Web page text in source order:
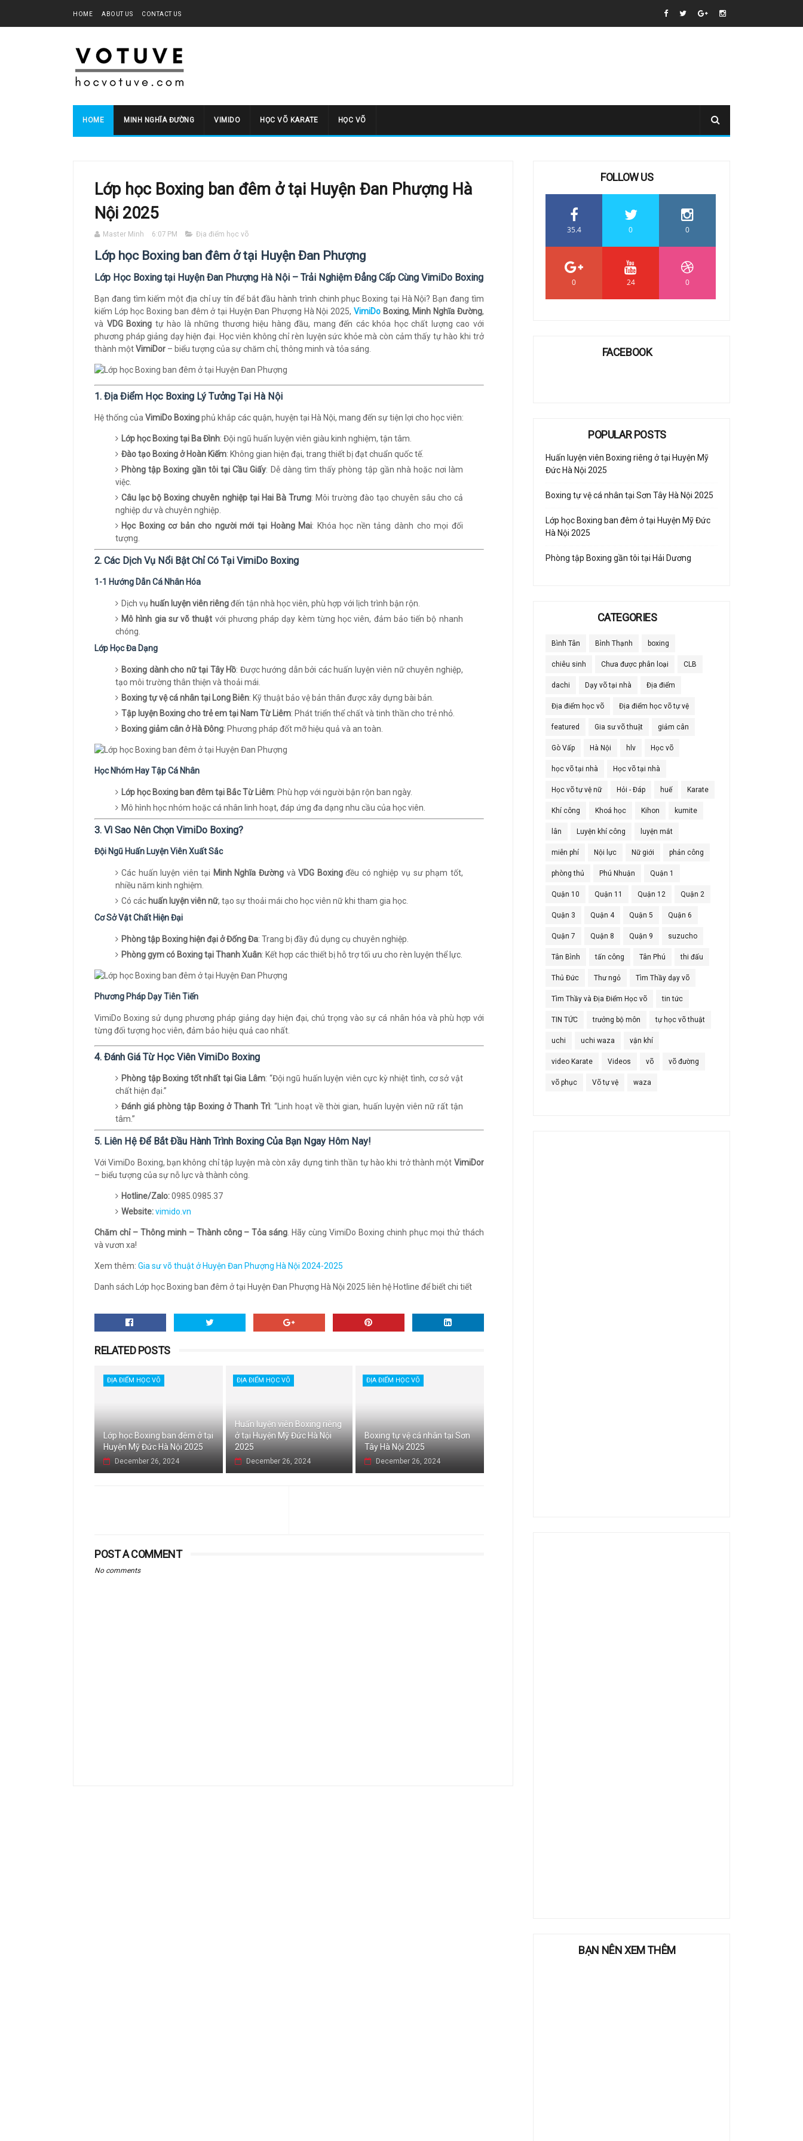
HOME ABOUT US CONTACT US
HOME MINH NGHĨA ĐƯỜNG VIMIDO HỌC VÕ KARATE HỌC VÕ
Lớp học Boxing ban đêm ở tại Huyện Đan Phượng Hà
Nội 2025
Master Minh 6:07 PM Địa điểm học võ
Lớp học Boxing ban đêm ở tại Huyện Đan Phượng
Lớp Học Boxing tại Huyện Đan Phượng Hà Nội – Trải Nghiệm Đẳng Cấp Cùng VimiDo Boxing
Bạn đang tìm kiếm một địa chỉ uy tín để bắt đầu hành trình chinh phục Boxing tại Hà Nội? Bạn đang tìm
kiếm Lớp học Boxing ban đêm ở tại Huyện Đan Phượng Hà Nội 2025, VimiDoBoxing, Minh Nghĩa Đường,
và VDG Boxing tự hào là những thương hiệu hàng đầu, mang đến các khóa học chất lượng cao với
phương pháp giảng dạy hiện đại. Học viên không chỉ rèn luyện sức khỏe mà còn cảm thấy tự hào khi trở
thành mộtVimiDor – biểu tượng của sự chăm chỉ, thông minh và tỏa sáng.
1. Địa Điểm Học Boxing Lý Tưởng Tại Hà Nội
Hệ thống của VimiDo Boxingphủ khắp các quận, huyện tại Hà Nội, mang đến sự tiện lợi cho học viên:
Lớp học Boxing tại Ba Đình: Đội ngũ huấn luyện viên giàu kinh nghiệm, tận tâm.
Đào tạo Boxing ở Hoàn Kiếm: Không gian hiện đại, trang thiết bị đạt chuẩn quốc tế.
Phòng tập Boxing gần tôi tại Cầu Giấy: Dễ dàng tìm thấy phòng tập gần nhà hoặc nơi làm
việc.
Câu lạc bộ Boxing chuyên nghiệp tại Hai Bà Trưng: Môi trường đào tạo chuyên sâu cho cả
nghiệp dư và chuyên nghiệp.
Học Boxing cơ bản cho người mới tại Hoàng Mai: Khóa học nền tảng dành cho mọi đối
tượng.
2. Các Dịch Vụ Nổi Bật Chỉ Có Tại VimiDo Boxing
1-1 Hướng Dẫn Cá Nhân Hóa
Dịch vụ huấn luyện viên riêngđến tận nhà học viên, phù hợp với lịch trình bận rộn.
Mô hình gia sư võ thuật với phương pháp dạy kèm từng học viên, đảm bảo tiến bộ nhanh
chóng.
Lớp Học Đa Dạng
Boxing dành cho nữ tại Tây Hồ: Được hướng dẫn bởi các huấn luyện viên nữ chuyên nghiệp,
tạo môi trường thân thiện và thoải mái.
Boxing tự vệ cá nhân tại Long Biên: Kỹ thuật bảo vệ bản thân được xây dựng bài bản.
Tập luyện Boxing cho trẻ em tại Nam Từ Liêm: Phát triển thể chất và tinh thần cho trẻ nhỏ.
Boxing giảm cân ở Hà Đông: Phương pháp đốt mỡ hiệu quả và an toàn.
Học Nhóm Hay Tập Cá Nhân
Lớp học Boxing ban đêm tại Bắc Từ Liêm: Phù hợp với người bận rộn ban ngày.
Mô hình học nhóm hoặc cá nhân linh hoạt, đáp ứng đa dạng nhu cầu của học viên.
3. Vì Sao Nên Chọn VimiDo Boxing?
Đội Ngũ Huấn Luyện Viên Xuất Sắc
Các huấn luyện viên tại Minh Nghĩa Đường vàVDG Boxingđều có nghiệp vụ sư phạm tốt,
nhiều năm kinh nghiệm.
Có các huấn luyện viên nữ, tạo sự thoải mái cho học viên nữ khi tham gia học.
Cơ Sở Vật Chất Hiện Đại
Phòng tập Boxing hiện đại ở Đống Đa: Trang bị đầy đủ dụng cụ chuyên nghiệp.
Phòng gym có Boxing tại Thanh Xuân: Kết hợp các thiết bị hỗ trợ tối ưu cho rèn luyện thể lực.
Phương Pháp Dạy Tiên Tiến
VimiDo Boxing sử dụng phương pháp giảng dạy hiện đại, chú trọng vào sự cá nhân hóa và phù hợp với
từng đối tượng học viên, đảm bảo hiệu quả cao nhất.
4. Đánh Giá Từ Học Viên VimiDo Boxing
Phòng tập Boxing tốt nhất tại Gia Lâm: “Đội ngũ huấn luyện viên cực kỳ nhiệt tình, cơ sở vật
chất hiện đại.”
Đánh giá phòng tập Boxing ở Thanh Trì: “Linh hoạt về thời gian, huấn luyện viên nữ rất tận
tâm.”
5. Liên Hệ Để Bắt Đầu Hành Trình Boxing Của Bạn Ngay Hôm Nay!
Với VimiDo Boxing, bạn không chỉ tập luyện mà còn xây dựng tinh thần tự hào khi trở thành một VimiDor
– biểu tượng của sự nỗ lực và thành công.
Hotline/Zalo:0985.0985.37
Website:vimido.vn
Chăm chỉ – Thông minh – Thành công – Tỏa sáng . Hãy cùng VimiDo Boxing chinh phục mọi thử thách
và vươn xa!
Xem thêm: Gia sư võ thuật ở Huyện Đan Phượng Hà Nội 2024-2025
Danh sách Lớp học Boxing ban đêm ở tại Huyện Đan Phượng Hà Nội 2025 liên hệ Hotline để biết chi tiết
RELATED POSTS
ĐỊA ĐIỂM HỌC VÕ
Lớp học Boxing ban đêm ở tại
Huyện Mỹ Đức Hà Nội 2025
December 26, 2024
ĐỊA ĐIỂM HỌC VÕ
Huấn luyện viên Boxing riêng
ở tại Huyện Mỹ Đức Hà Nội
2025
December 26, 2024
ĐỊA ĐIỂM HỌC VÕ
Boxing tự vệ cá nhân tại Sơn
Tây Hà Nội 2025
December 26, 2024
POST A COMMENT
No comments
FOLLOW US
35.4 0 0
0 24 0
FACEBOOK
POPULAR POSTS
Huấn luyện viên Boxing riêng ở tại Huyện Mỹ
Đức Hà Nội 2025
Boxing tự vệ cá nhân tại Sơn Tây Hà Nội 2025
Lớp học Boxing ban đêm ở tại Huyện Mỹ Đức
Hà Nội 2025
Phòng tập Boxing gần tôi tại Hải Dương
CATEGORIES
Bình Tân Bình Thạnh boxing
chiêu sinh Chưa được phân loại CLB
dachi Dạy võ tại nhà Địa điểm
Địa điểm học võ Địa điểm học võ tự vệ
featured Gia sư võ thuật giảm cân
Gò Vấp Hà Nội hlv Học võ
học võ tại nhà Học võ tại nhà
Học võ tự vệ nữ Hỏi - Đáp huế Karate
Khí công Khoá học Kihon kumite
lân Luyện khí công luyện mắt
miễn phí Nội lực Nữ giới phản công
phòng thủ Phú Nhuận Quận 1
Quận 10 Quận 11 Quận 12 Quận 2
Quận 3 Quận 4 Quận 5 Quận 6
Quận 7 Quận 8 Quận 9 suzucho
Tân Bình tấn công Tân Phú thi đấu
Thủ Đức Thư ngỏ Tìm Thầy dạy võ
Tìm Thầy và Địa Điểm Học võ tin tức
TIN TỨC trưởng bộ môn tự học võ thuật
uchi uchi waza vận khí
video Karate Videos võ võ đường
võ phục Võ tự vệ waza
BẠN NÊN XEM THÊM